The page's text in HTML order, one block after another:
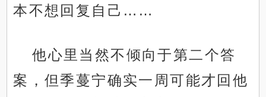
本不想回复自己……
他心里当然不倾向于第二个答
案，但季蔓宁确实一周可能才回他